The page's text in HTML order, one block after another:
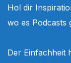
Hol dir
wo es Podcasts
Der Einfachheit